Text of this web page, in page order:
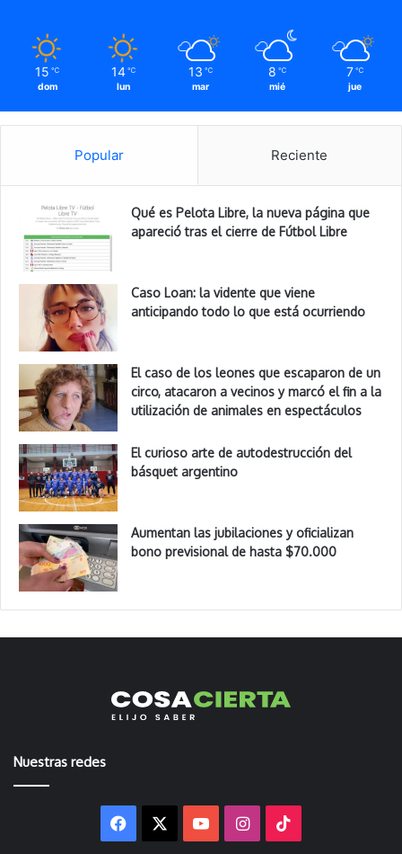
15 ℃
dom
14 ℃
lun
13 ℃
mar
8 ℃
mié
7 ℃
jue
Popular Reciente
Qué es Pelota Libre, la nueva página que
apareció tras el cierre de Fútbol Libre
Caso Loan: la vidente que viene
anticipando todo lo que está ocurriendo
El caso de los leones que escaparon de un
circo, atacaron a vecinos y marcó el fin a la
utilización de animales en espectáculos
El curioso arte de autodestrucción del
básquet argentino
Aumentan las jubilaciones y oficializan
bono previsional de hasta $70.000
Nuestras redes
Facebook YouTubeInstagram